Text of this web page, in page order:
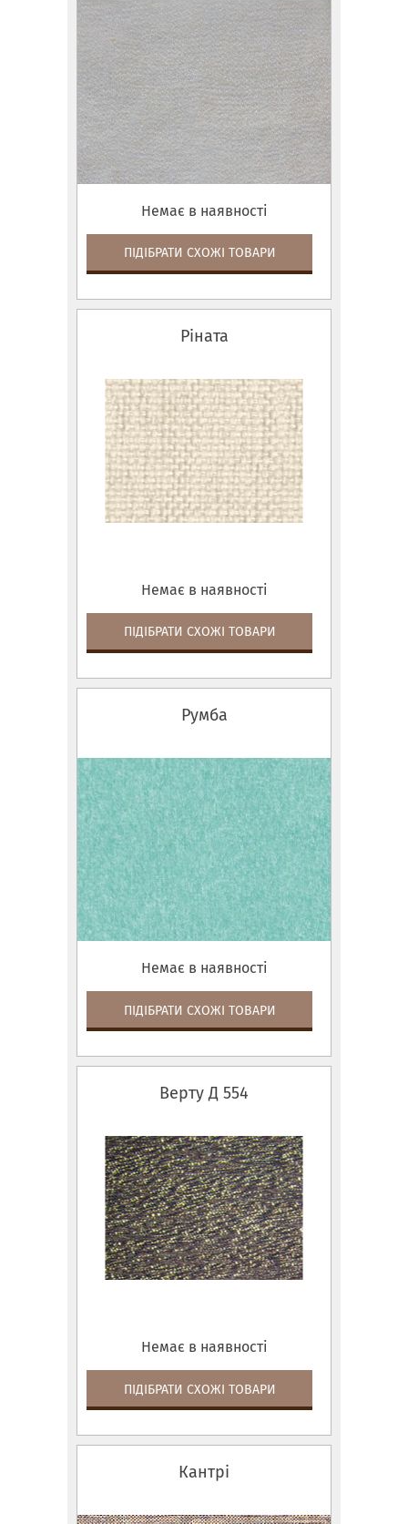
Немає в наявності
ПІДІБРАТИ СХОЖІ ТОВАРИ
Ріната
Немає в наявності
ПІДІБРАТИ СХОЖІ ТОВАРИ
Румба
Немає в наявності
ПІДІБРАТИ СХОЖІ ТОВАРИ
Верту Д 554
Немає в наявності
ПІДІБРАТИ СХОЖІ ТОВАРИ
Кантрі